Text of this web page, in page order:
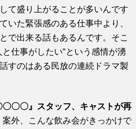
て盛り上がることが多いんです
いた緊張感のある仕事中より、
で出来る話もあるんです。そこ
仕事がしたい”という感情が湧
すのはある民放の連続ドラマ製
〇〇〇』スタッフ、キャストが再
案外、こんな飲み会がきっかけで